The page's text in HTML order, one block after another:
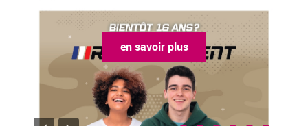
en savoir plus